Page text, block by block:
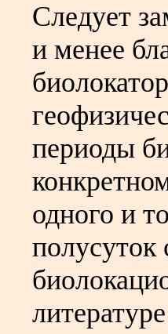
Следует
и менее
периоды
одного и